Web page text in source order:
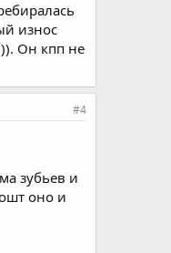
износ
Он кпп не
#4
зубьев и
оно и